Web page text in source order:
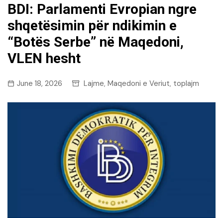
BDI: Parlamenti Evropian ngre
shqetësimin për ndikimin e
“Botës Serbe” në Maqedoni,
VLEN hesht
June 18, 2026 Lajme, Maqedoni e Veriut, toplajm